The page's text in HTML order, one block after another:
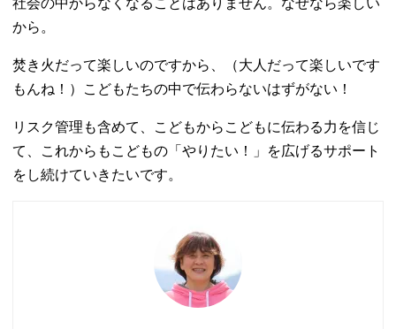
から。
焚き火だって楽しいのですから、（大人だって楽しいです
もんね！）こどもたちの中で伝わらないはずがない！
リスク管理も含めて、こどもからこどもに伝わる力を信じ
て、これからもこどもの「やりたい！」を広げるサポート
をし続けていきたいです。